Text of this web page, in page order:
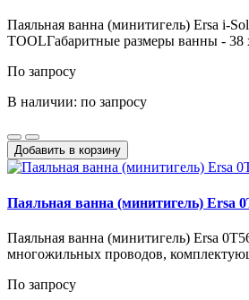
Паяльная ванна (минитигель) Ersa i-
TOOLГабаритные размеры ванны - 38
По запросу
В наличии: по запросу
Добавить в корзину
Паяльная ванна (минитигель) Ersa
Паяльная ванна (минитигель) Ersa
многожильных проводов,
По запросу